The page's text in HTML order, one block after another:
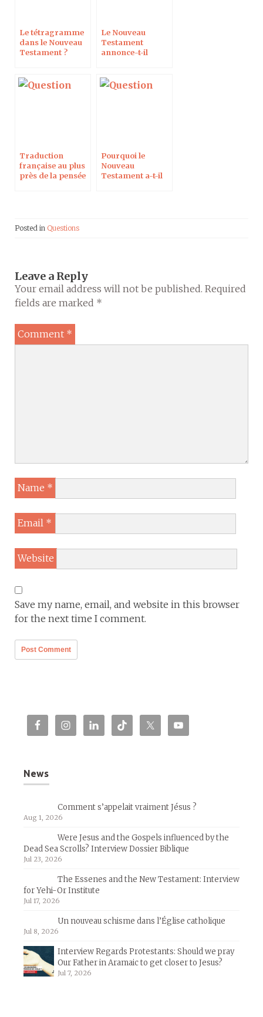
Le tétragramme
dans le Nouveau
Testament ?
Le Nouveau
Testament
annonce-t-il
Traduction
française au plus
près de la pensée
Pourquoi le
Nouveau
Testament a-t-il
Posted in Questions
Leave a Reply
Your email address will not be published. Required
fields are marked *
Comment *
Name *
Email *
Website
Save my name, email, and website in this browser
for the next time I comment.
News
Comment s’appelait vraiment Jésus ?
Aug 1, 2026
Were Jesus and the Gospels influenced by the
Dead Sea Scrolls? Interview Dossier Biblique
Jul 23, 2026
The Essenes and the New Testament: Interview
for Yehi-Or Institute
Jul 17, 2026
Un nouveau schisme dans l’Église catholique
Jul 8, 2026
Interview Regards Protestants: Should we pray
Our Father in Aramaic to get closer to Jesus?
Jul 7, 2026